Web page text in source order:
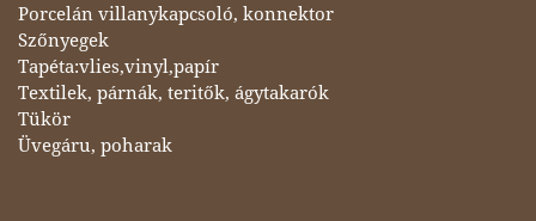
Porcelán villanykapcsoló, konnektor
Szőnyegek
Tapéta:vlies,vinyl,papír
Textilek, párnák, teritők, ágytakarók
Tükör
Üvegáru, poharak